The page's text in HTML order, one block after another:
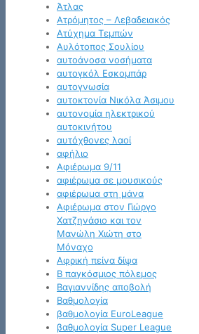
Άτλας
Ατρόμητος – Λεβαδειακός
Ατύχημα Τεμπών
Αυλότοπος Σουλίου
αυτοάνοσα νοσήματα
αυτογκόλ Εσκομπάρ
αυτογνωσία
αυτοκτονία Νικόλα Άσιμου
αυτονομία ηλεκτρικού
αυτοκινήτου
αυτόχθονες λαοί
αφήλιο
Αφιέρωμα 9/11
αφιέρωμα σε μουσικούς
αφιέρωμα στη μάνα
Αφιέρωμα στον Γιώργο
Χατζηνάσιο και τον
Μανώλη Χιώτη στο
Μόναχο
Αφρική πείνα δίψα
Β παγκόσμιος πόλεμος
Βαγιαννίδης αποβολή
Βαθμολογία
βαθμολογία EuroLeague
βαθμολογία Super League